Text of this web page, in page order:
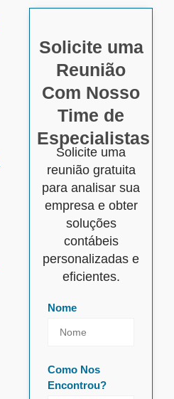
Solicite uma
Reunião
Com Nosso
Time de
Especialistas
Solicite uma
reunião gratuita
para analisar sua
empresa e obter
soluções
contábeis
personalizadas e
eficientes.
Nome
Como Nos
Encontrou?